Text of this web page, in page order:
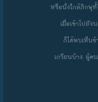
หรือนั่งใกล้ภิกษุ
เมื่อเข้าไปยัง
ก็ได้พบเห็น
เกวียนบ้าง ผู้ค